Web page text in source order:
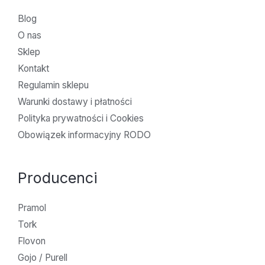
Blog
O nas
Sklep
Kontakt
Regulamin sklepu
Warunki dostawy i płatności
Polityka prywatności i Cookies
Obowiązek informacyjny RODO
Producenci
Pramol
Tork
Flovon
Gojo / Purell